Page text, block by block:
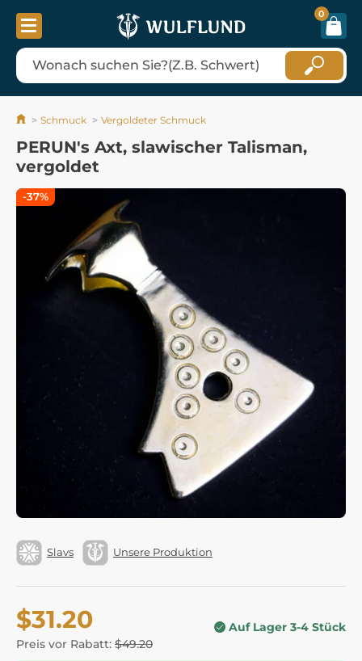
0
Schmuck Vergoldeter Schmuck
PERUN's Axt, slawischer Talisman,
vergoldet
Slavs Unsere Produktion
$31.20
Preis vor Rabatt: $49.20
Auf Lager 3-4 Stück
-37%